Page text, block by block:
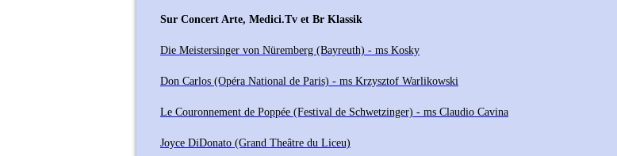
Sur Concert Arte, Medici.Tv et Br Klassik
Die Meistersinger von Nüremberg (Bayreuth) - ms Kosky
Don Carlos (Opéra National de Paris) - ms Krzysztof Warlikowski
Le Couronnement de Poppée (Festival de Schwetzinger) - ms Claudio Cavina
Joyce DiDonato (Grand Theâtre du Liceu)